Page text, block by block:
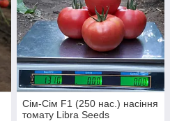
Сім-Сім F1 (250 нас.) насіння
томату Libra Seeds